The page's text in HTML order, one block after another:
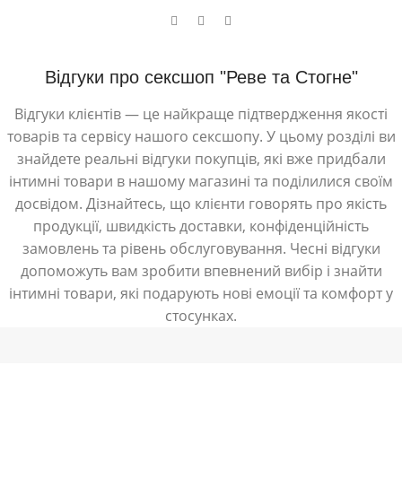
Відгуки про сексшоп "Реве та Стогне"
Відгуки клієнтів — це найкраще підтвердження якості
товарів та сервісу нашого сексшопу. У цьому розділі ви
знайдете реальні відгуки покупців, які вже придбали
інтимні товари в нашому магазині та поділилися своїм
досвідом. Дізнайтесь, що клієнти говорять про якість
продукції, швидкість доставки, конфіденційність
замовлень та рівень обслуговування. Чесні відгуки
допоможуть вам зробити впевнений вибір і знайти
інтимні товари, які подарують нові емоції та комфорт у
стосунках.